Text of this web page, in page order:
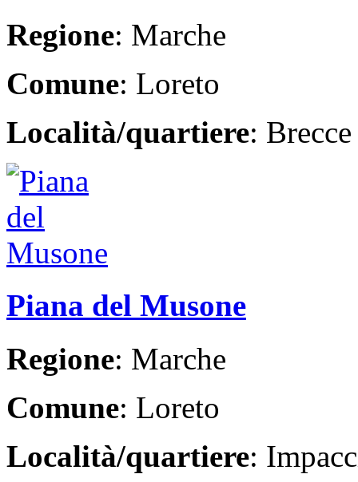
Regione: Marche
Comune: Loreto
Località/quartiere: Brecce
Piana del Musone
Regione: Marche
Comune: Loreto
Località/quartiere: